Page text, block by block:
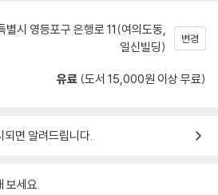
별시 영등포구 은행로 11(여의도동,
일신빌딩)
변경
유료 (도서 15,000원 이상 무료)
면 알려드립니다.
보세요.